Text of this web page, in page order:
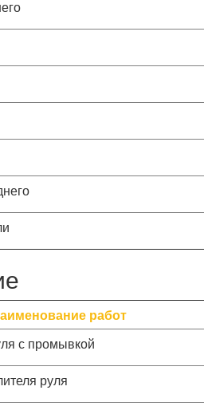
работ
с промывкой
руля